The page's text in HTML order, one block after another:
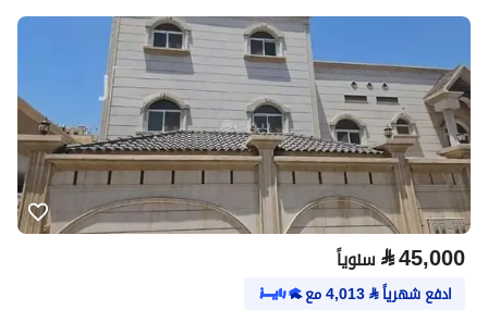
⃁45,000 سنوياً
ادفع شهرياً⃁
4,013مع